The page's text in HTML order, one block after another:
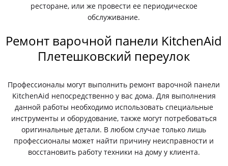
ресторане, или же провести ее периодическое
обслуживание.
Ремонт варочной панели KitchenAid
Плетешковский переулок
Профессионалы могут выполнить ремонт варочной панели
KitchenAid непосредственно у вас дома. Для выполнения
данной работы необходимо использовать специальные
инструменты и оборудование, также могут потребоваться
оригинальные детали. В любом случае только лишь
профессионалы может найти причину неисправности и
восстановить работу техники на дому у клиента.